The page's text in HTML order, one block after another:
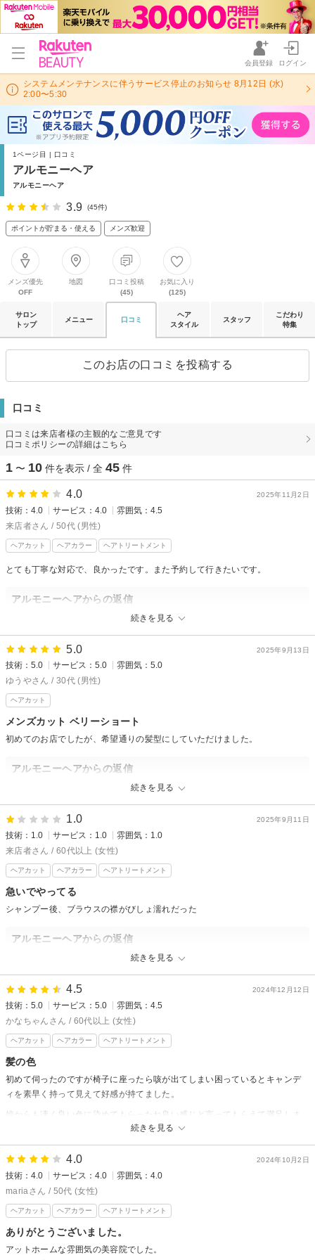
会員登録 ログイン
システムメンテナンスに伴うサービス停止のお知らせ 8月12日 (水)
2:00〜5:30
1ページ目 | 口コミ
アルモニーヘア
アルモニーヘア
3.9 (45件)
ポイントが貯まる・使える メンズ歓迎
メンズ優先
OFF
地図
口コミ投稿
(45)
お気に入り
(125)
サロン
トップ
メニュー 口コミ
ヘア
スタイル
スタッフ
こだわり
特集
このお店の口コミを投稿する
口コミ
口コミは来店者様の主観的なご意見です
口コミポリシーの詳細はこちら
1 〜 10 件を表示 / 全 45 件
2025年11月2日
4.0
技術：4.0 サービス：4.0
雰囲気：4.5
来店者さん / 50代 (男性)
ヘアカット ヘアカラー ヘアトリートメント
続きを見る
とても丁寧な対応で、良かったです。また予約して行きたいです。
アルモニーヘアからの返信
このたびはご来店いただき、また嬉しいお言葉をありがとうございます。
またお会いできる日をスタッフ一同、心よりお待ちしております。2025年9月13日
5.0
技術：5.0 サービス：5.0
雰囲気：5.0
ゆうやさん / 30代 (男性)
ヘアカット
メンズカット ベリーショート
続きを見る
初めてのお店でしたが、希望通りの髪型にしていただけました。
アルモニーヘアからの返信
この度は初めてのご来店ありがとうございました。
ありがとうございます。
またぜひお気軽にお立ち寄りくださいませ。
2025年9月11日
1.0
技術：1.0 サービス：1.0
雰囲気：1.0
来店者さん / 60代以上 (女性)
ヘアカット ヘアカラー ヘアトリートメント
急いでやってる
続きを見る
シャンプー後、ブラウスの襟がびしょ濡れだった
アルモニーヘアからの返信
この度はシャンプー後に襟元を濡らしてしまい、ご不快な思いをさせてし
たことを心よりお詫び申し上げます。また、施術が慌ただしいと感じさせ
てしまった点につきましても重ねてお詫び申し上げます。いただいたご意
見を真摯に受け止め、今後はタオルのあて方や確認を徹底し、快適にお過
とうございました。
2024年12月12日
4.5
技術：5.0 サービス：5.0
雰囲気：4.5
かなちゃんさん / 60代以上 (女性)
ヘアカット ヘアカラー ヘアトリートメント
髪の色
続きを見る
初めて伺ったのですが椅子に座ったら咳が出てしまい困っているとキャンデ
ィを素早く持って見えて好感が持てました。
娘からも凄く良い色に染めてもらったね良い感じと言ってもらえて満足しま
した。ありがとうございました。また次回も宜しくお願い致します。
アルモニーヘアからの返信
かなちゃんさん口コミありがとうございます。
あれからのどの方は大丈夫でしょうか？
今回は今後のことなどもお聞きして、少し提案をさせて頂きました。
喜んでもらえてうれしく思います。
ぜひ次回もよろしくお願いします。
2024年10月2日
4.0
技術：4.0 サービス：4.0
雰囲気：4.0
mariaさん / 50代 (女性)
ヘアカット ヘアカラー ヘアトリートメント
ありがとうございました。
アットホームな雰囲気の美容院でした。